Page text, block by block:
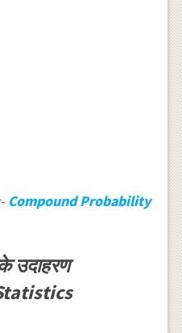
Compound Probability
उदाहरण